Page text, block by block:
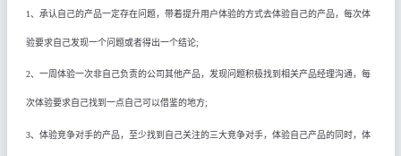
1、承认自己的产品一定存在问题，带着提升用户体验的方式去体验自己的产品，每次体
验要求自己发现一个问题或者得出一个结论;
2、一周体验一次非自己负责的公司其他产品，发现问题积极找到相关产品经理沟通，每
次体验要求自己找到一点自己可以借鉴的地方;
3、体验竞争对手的产品，至少找到自己关注的三大竞争对手，体验自己产品的同时，体